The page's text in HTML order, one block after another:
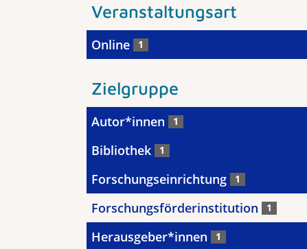
Veranstaltungsart
Online 1
Zielgruppe
Autor*innen 1
Bibliothek 1
Forschungseinrichtung 1
Forschungsförderinstitution 1
Herausgeber*innen 1